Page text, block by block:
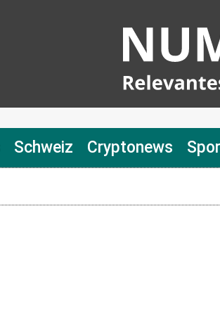
Schweiz Cryptonews